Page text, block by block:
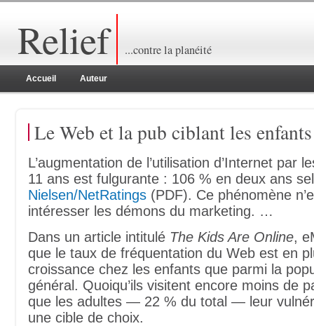
Relief ...contre la planéité
Accueil Auteur
Le Web et la pub ciblant les enfants
L’augmentation de l’utilisation d’Internet par
11 ans est fulgurante : 106 % en deux ans
Nielsen/NetRatings (PDF). Ce phénomène
intéresser les démons du marketing. …
Dans un article intitulé The Kids Are Online,
que le taux de fréquentation du Web est en
croissance chez les enfants que parmi la
général. Quoiqu’ils visitent encore moins de
que les adultes — 22 % du total — leur
une cible de choix.